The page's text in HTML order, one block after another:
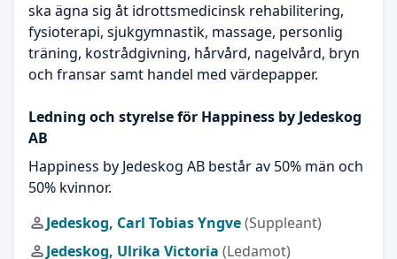
ska ägna sig åt idrottsmedicinsk rehabilitering,
fysioterapi, sjukgymnastik, massage, personlig
träning, kostrådgivning, hårvård, nagelvård, bryn
och fransar samt handel med värdepapper.
Ledning och styrelse för Happiness by Jedeskog
AB
Happiness by Jedeskog AB består av 50% män och
50% kvinnor.
Jedeskog, Carl Tobias Yngve(Suppleant)
Jedeskog, Ulrika Victoria (Ledamot)